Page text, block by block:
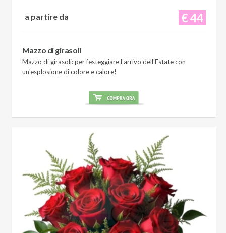
€ 44
a partire da
Mazzo di girasoli
Mazzo di girasoli: per festeggiare l'arrivo dell'Estate con
un'esplosione di colore e calore!